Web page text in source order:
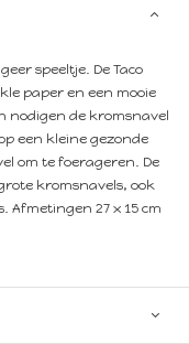
speeltje. De Taco
paper en een mooie
nodigen de kromsnavel
een kleine gezonde
om te foerageren. De
kromsnavels, ook
Afmetingen 27 x 15 cm